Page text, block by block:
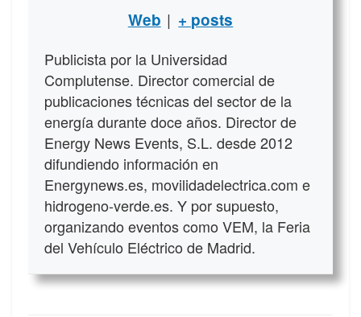
Web | + posts
Publicista por la Universidad
Complutense. Director comercial de
publicaciones técnicas del sector de la
energía durante doce años. Director de
Energy News Events, S.L. desde 2012
difundiendo información en
Energynews.es, movilidadelectrica.com e
hidrogeno-verde.es. Y por supuesto,
organizando eventos como VEM, la Feria
del Vehículo Eléctrico de Madrid.